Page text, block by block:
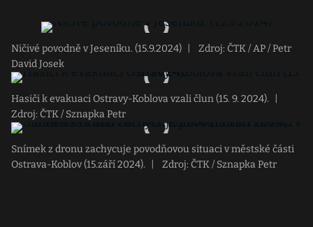
Ničivé povodně v Jeseníku. (15.9.2024)
Zdroj: ČTK / AP / Petr
David Josek
Hasiči k evakuaci Ostravy-Koblova vzali člun (15. 9. 2024).
Zdroj: ČTK / Sznapka Petr
Snímek z dronu zachycuje povodňovou situaci v městské části
Ostrava-Koblov (15.září 2024).
Zdroj: ČTK / Sznapka Petr